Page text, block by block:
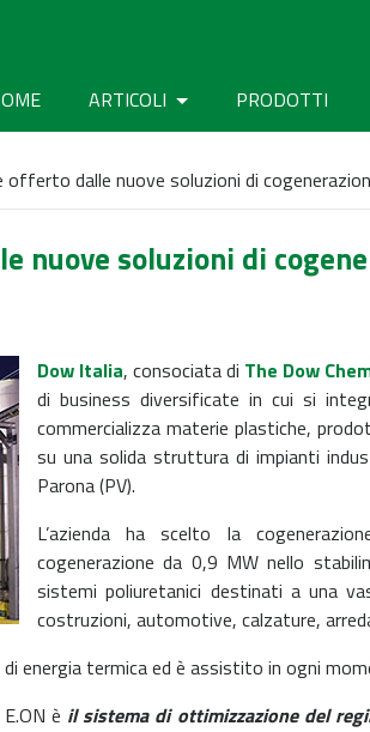
ARTICOLI PRODOTTI
dalle nuove soluzioni di
soluzioni di
Dow Italia, consociata di The Dow
di business diversificate in cui si
commercializza materie plastiche,
su una solida struttura di impianti
Parona (PV).
L’azienda ha scelto la
cogenerazione da 0,9 MW nello
sistemi poliuretanici destinati a una
costruzioni, automotive, calzature,
energia termica ed è assistito in ogni
è il sistema di ottimizzazione del